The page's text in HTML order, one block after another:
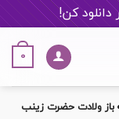
دانلود کن!
0
ولادت حضرت زینب